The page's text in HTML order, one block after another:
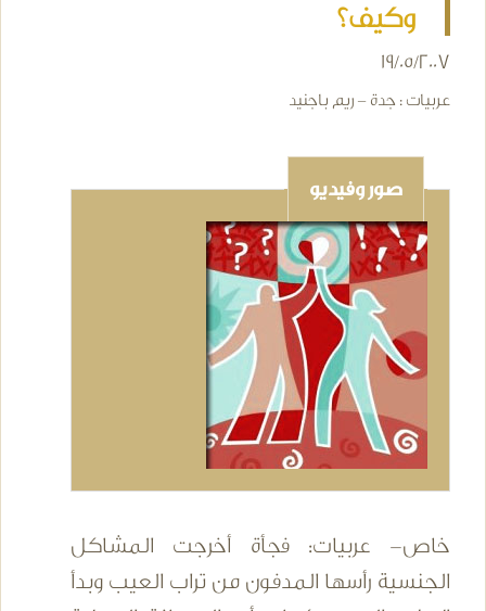
وكيف؟
19/05/2007
عربيات : جدة - ريم باجنيد
صور وفيديو
خاص- عربيات: فجأة أخرجت المشاكل
الجنسية رأسها المدفون من تراب العيب وبدأ